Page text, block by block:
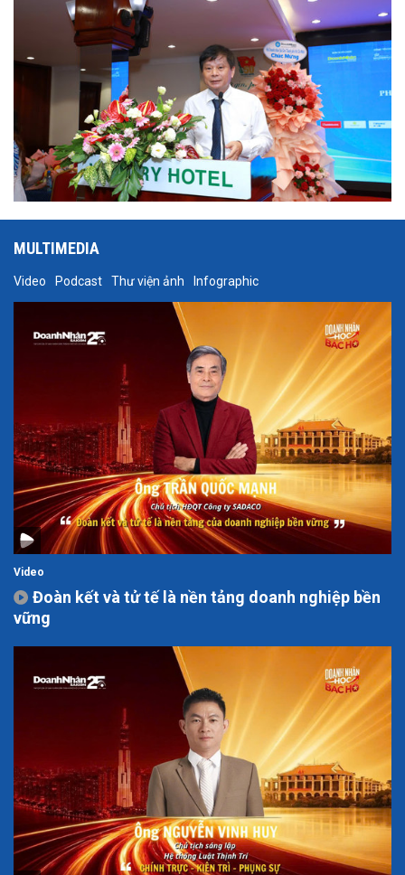
MULTIMEDIA
Video Podcast Thư viện ảnh Infographic
Video
Đoàn kết và tử tế là nền tảng doanh nghiệp bền
vững